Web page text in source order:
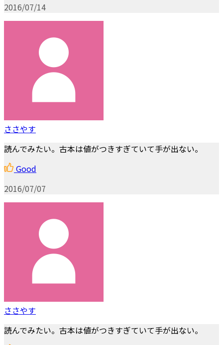
2016/07/14
ささやす
読んでみたい。古本は値がつきすぎていて手が出ない。
Good
2016/07/07
ささやす
読んでみたい。古本は値がつきすぎていて手が出ない。